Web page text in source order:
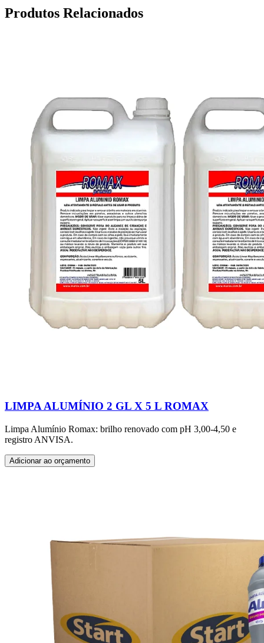
Produtos Relacionados
LIMPA ALUMÍNIO 2 GL X 5 L ROMAX
Limpa Alumínio Romax: brilho renovado com pH 3,00-4,50 e
registro ANVISA.
Adicionar ao orçamento